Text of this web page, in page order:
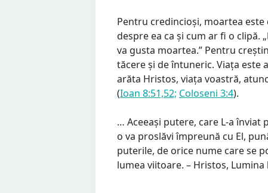
Pentru credincioși, moartea
despre ea ca și cum ar fi o clipă.
va gusta moartea.” Pentru
tăcere și de întuneric. Viața este
arăta Hristos, viața voastră,
(Ioan 8:51,52; Coloseni 3:4).
… Aceeași putere, care L-a înviat
o va proslăvi împreună cu El,
puterile, de orice nume care se
lumea viitoare. – Hristos, Lumina